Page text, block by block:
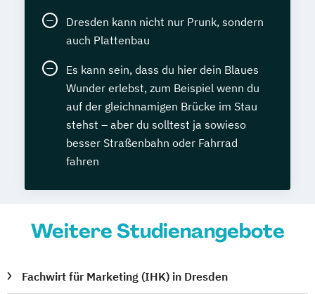
Dresden kann nicht nur Prunk, sondern
auch Plattenbau
Es kann sein, dass du hier dein Blaues
Wunder erlebst, zum Beispiel wenn du
auf der gleichnamigen Brücke im Stau
stehst – aber du solltest ja sowieso
besser Straßenbahn oder Fahrrad
fahren
Weitere Studienangebote
Fachwirt für Marketing (IHK) in Dresden